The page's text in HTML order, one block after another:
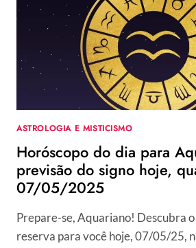
ASTROLOGIA E MISTICISMO
Horóscopo do dia para
previsão do signo hoje,
07/05/2025
Prepare-se, Aquariano! Descubra
reserva para você hoje, 07/05/25,